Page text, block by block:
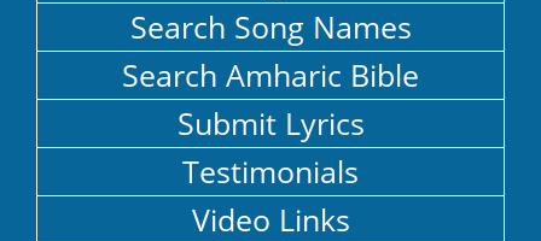
Search Song Names
Search Amharic Bible
Submit Lyrics
Testimonials
Video Links